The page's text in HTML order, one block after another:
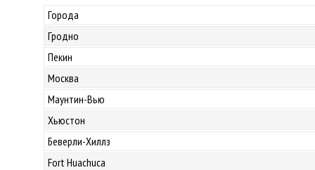
Города
Гродно
Пекин
Москва
Маунтин-Вью
Хьюстон
Беверли-Хиллз
Fort Huachuca